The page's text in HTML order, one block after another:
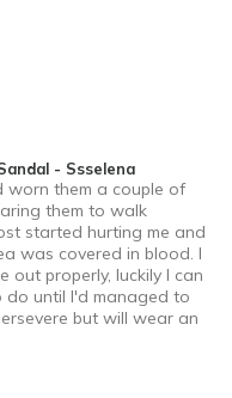
- Ssselena
worn them a couple of
them to walk
started hurting me and
was covered in blood. I
properly, luckily I can
until I'd managed to
but will wear an